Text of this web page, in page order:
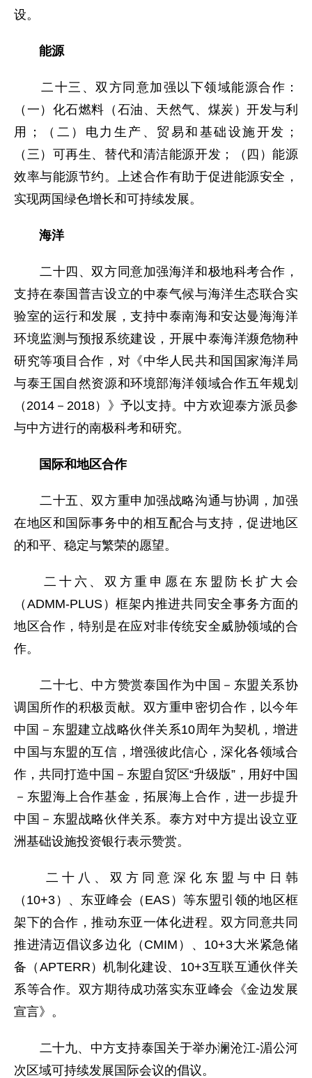
设。
能源
二十三、双方同意加强以下领域能源合作：
（一）化石燃料（石油、天然气、煤炭）开发与利
用；（二）电力生产、贸易和基础设施开发；
（三）可再生、替代和清洁能源开发；（四）能源
效率与能源节约。上述合作有助于促进能源安全，
实现两国绿色增长和可持续发展。
海洋
二十四、双方同意加强海洋和极地科考合作，
支持在泰国普吉设立的中泰气候与海洋生态联合实
验室的运行和发展，支持中泰南海和安达曼海海洋
环境监测与预报系统建设，开展中泰海洋濒危物种
研究等项目合作，对《中华人民共和国国家海洋局
与泰王国自然资源和环境部海洋领域合作五年规划
（2014－2018）》予以支持。中方欢迎泰方派员参
与中方进行的南极科考和研究。
国际和地区合作
二十五、双方重申加强战略沟通与协调，加强
在地区和国际事务中的相互配合与支持，促进地区
的和平、稳定与繁荣的愿望。
二十六、双方重申愿在东盟防长扩大会
（ADMM-PLUS）框架内推进共同安全事务方面的
地区合作，特别是在应对非传统安全威胁领域的合
作。
二十七、中方赞赏泰国作为中国－东盟关系协
调国所作的积极贡献。双方重申密切合作，以今年
中国－东盟建立战略伙伴关系10周年为契机，增进
中国与东盟的互信，增强彼此信心，深化各领域合
作，共同打造中国－东盟自贸区“升级版”，用好中国
－东盟海上合作基金，拓展海上合作，进一步提升
中国－东盟战略伙伴关系。泰方对中方提出设立亚
洲基础设施投资银行表示赞赏。
二十八、双方同意深化东盟与中日韩
（10+3）、东亚峰会（EAS）等东盟引领的地区框
架下的合作，推动东亚一体化进程。双方同意共同
推进清迈倡议多边化（CMIM）、10+3大米紧急储
备（APTERR）机制化建设、10+3互联互通伙伴关
系等合作。双方期待成功落实东亚峰会《金边发展
宣言》。
二十九、中方支持泰国关于举办澜沧江-湄公河
次区域可持续发展国际会议的倡议。